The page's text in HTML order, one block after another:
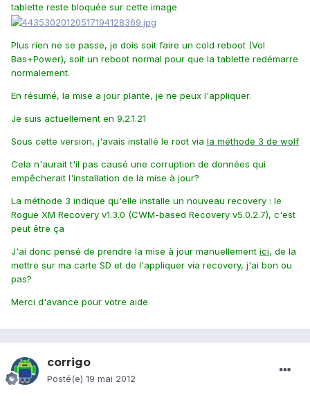
tablette reste bloquée sur cette image
Plus rien ne se passe, je dois soit faire un cold reboot (Vol
Bas+Power), soit un reboot normal pour que la tablette redémarre
normalement.
En résumé, la mise a jour plante, je ne peux l'appliquer.
Je suis actuellement en 9.2.1.21
Sous cette version, j'avais installé le root via la méthode 3 de wolf
Cela n'aurait t'il pas causé une corruption de données qui
empêcherait l'installation de la mise à jour?
La méthode 3 indique qu'elle installe un nouveau recovery : le
Rogue XM Recovery v1.3.0 (CWM-based Recovery v5.0.2.7), c'est
peut être ça
J'ai donc pensé de prendre la mise à jour manuellement ici, de la
mettre sur ma carte SD et de l'appliquer via recovery, j'ai bon ou
pas?
Merci d'avance pour votre aide
corrigo
Posté(e) 19 mai 2012